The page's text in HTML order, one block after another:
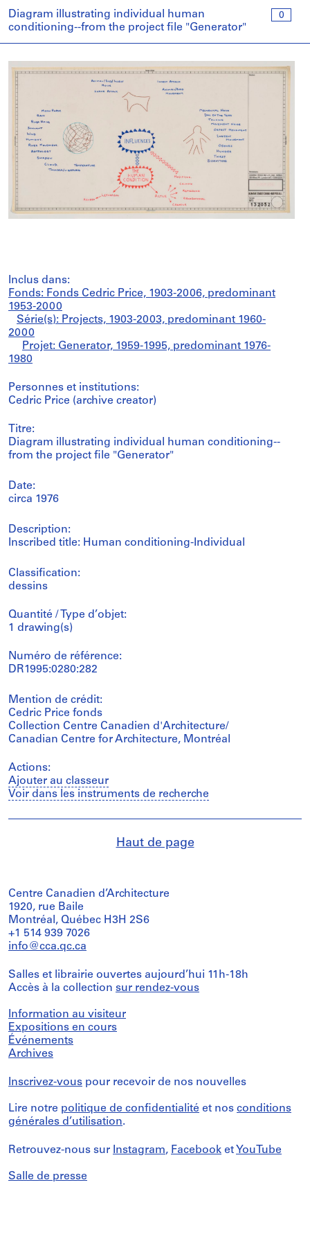
0
Diagram illustrating individual human
conditioning--from the project file "Generator"
Inclus dans:
Fonds: Fonds Cedric Price, 1903-2006, predominant
1953-2000
Série(s): Projects, 1903-2003, predominant 1960-
2000
Projet: Generator, 1959-1995, predominant 1976-
1980
Personnes et institutions:
Cedric Price (archive creator)
Titre:
Diagram illustrating individual human conditioning--
from the project file "Generator"
Date:
circa 1976
Description:
Inscribed title: Human conditioning-Individual
Classification:
dessins
Quantité / Type d’objet:
1 drawing(s)
Numéro de référence:
DR1995:0280:282
Mention de crédit:
Cedric Price fonds
Collection Centre Canadien d'Architecture/
Canadian Centre for Architecture, Montréal
Actions:
Ajouter au classeur
Voir dans les instruments de recherche
Haut de page
Centre Canadien d’Architecture
1920, rue Baile
Montréal, Québec H3H 2S6
+1 514 939 7026
info@cca.qc.ca
Salles et librairie ouvertes aujourd’hui 11h-18h
Accès à la collection sur rendez-vous
Information au visiteur
Expositions en cours
Événements
Archives
Inscrivez-vous pour recevoir de nos nouvelles
Lire notre politique de confidentialité et nos conditions
générales d’utilisation.
Retrouvez-nous sur Instagram, Facebook et YouTube
Salle de presse